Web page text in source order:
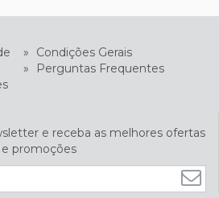
»
Condições Gerais
»
Perguntas Frequentes
e receba as melhores ofertas
e promoções